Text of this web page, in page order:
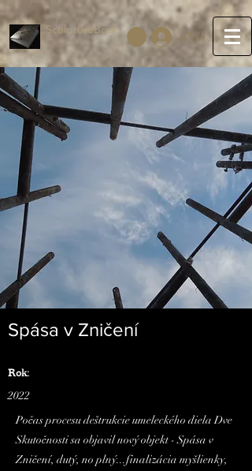
SculptureBook Prihlásiť sa
Spása v Zničení
Rok:
2022
Počas procesu deštrukcie umeleckého diela Dve
Skutočnosti sa objavil nový objekt - Spása v
Zničení, dutý, no plný...finalizácia myšlienky,